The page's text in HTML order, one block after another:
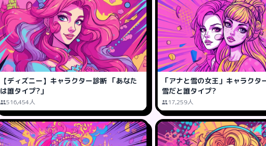
【ディズニー】キャラクター診断 「あなた
は誰タイプ?」
516,454人
「アナと雪の女王」キャラクタ
雪だと誰タイプ?
17,259人